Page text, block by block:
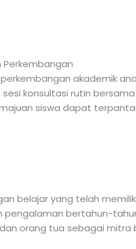
Perkembangan
akademik
konsultasi rutin
siswa dapat
belajar yang telah
pengalaman bertahun-
orang tua sebagai mitra